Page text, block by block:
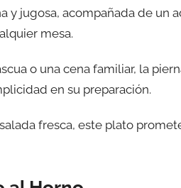
y jugosa, acompañada de un
mesa.
o una cena familiar, la
en su preparación.
fresca, este plato